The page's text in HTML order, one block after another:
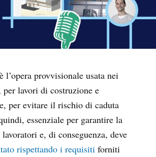
l’opera provvisionale usata nei
lavori di costruzione e
per evitare il rischio di caduta
essenziale per garantire la
e, di conseguenza, deve
rispettando i requisiti forniti